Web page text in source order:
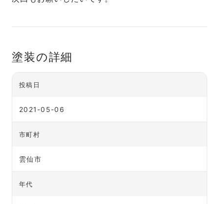
塗装の詳細
投稿日
2021-05-06
市町村
雲仙市
年代